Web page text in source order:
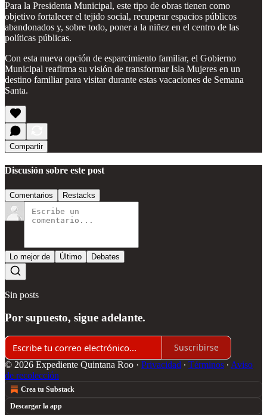
Para la Presidenta Municipal, este tipo de obras tienen como
objetivo fortalecer el tejido social, recuperar espacios públicos
abandonados y, sobre todo, poner a la niñez en el centro de las
políticas públicas.
Con esta nueva opción de esparcimiento familiar, el Gobierno
Municipal reafirma su visión de transformar Isla Mujeres en un
destino familiar para visitar durante estas vacaciones de Semana
Santa.
Compartir
Discusión sobre este post
Comentarios Restacks
Lo mejor de Último Debates
Sin posts
Por supuesto, sigue adelante.
Suscribirse
© 2026 Expediente Quintana Roo · Privacidad ∙ Términos ∙ Aviso
de recolección
Crea tu Substack
Descargar la app